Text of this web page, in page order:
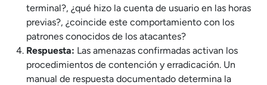
terminal?, ¿qué hizo la cuenta de usuario en las horas
previas?, ¿coincide este comportamiento con los
patrones conocidos de los atacantes?
Respuesta: Las amenazas confirmadas activan los
procedimientos de contención y erradicación. Un
manual de respuesta documentado determina la